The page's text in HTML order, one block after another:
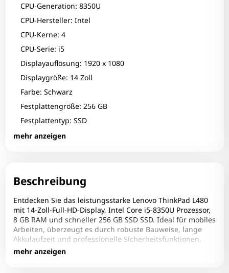
CPU-Generation: 8350U
CPU-Hersteller: Intel
CPU-Kerne: 4
CPU-Serie: i5
Displayauflösung: 1920 x 1080
Displaygröße: 14 Zoll
Farbe: Schwarz
Festplattengröße: 256 GB
Festplattentyp: SSD
mehr anzeigen
Fingerprint-Reader: Ja
HDMI: 1
LAN: Ja
Optischer Zustand: B+
RAM-Frequenz: 2400 MT/s
RAM-Größe: 8 GB
Beschreibung
Entdecken Sie das leistungsstarke Lenovo ThinkPad L480
mit 14-Zoll-Full-HD-Display, Intel Core i5-8350U Prozessor,
8 GB RAM und schneller 256 GB SSD SSD. Ideal für mobiles
Arbeiten, überzeugt es durch robuste Bauweise, lange
Akkulaufzeit und professionelle Sicherheitsfunktionen.
Perfekt für Business-Anwender, die unterwegs nicht auf
Performance verzichten möchten.
mehr anzeigen